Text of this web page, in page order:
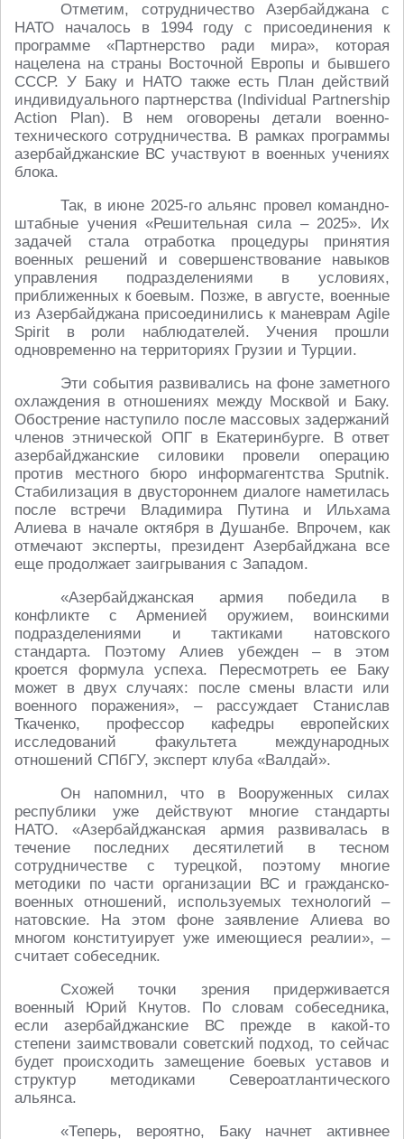
Отметим, сотрудничество Азербайджана с
НАТО началось в 1994 году с присоединения к
программе «Партнерство ради мира», которая
нацелена на страны Восточной Европы и бывшего
СССР. У Баку и НАТО также есть План действий
индивидуального партнерства (Individual Partnership
Action Plan). В нем оговорены детали военно-
технического сотрудничества. В рамках программы
азербайджанские ВС участвуют в военных учениях
блока.
Так, в июне 2025-го альянс провел командно-
штабные учения «Решительная сила – 2025». Их
задачей стала отработка процедуры принятия
военных решений и совершенствование навыков
управления подразделениями в условиях,
приближенных к боевым. Позже, в августе, военные
из Азербайджана присоединились к маневрам Agile
Spirit в роли наблюдателей. Учения прошли
одновременно на территориях Грузии и Турции.
Эти события развивались на фоне заметного
охлаждения в отношениях между Москвой и Баку.
Обострение наступило после массовых задержаний
членов этнической ОПГ в Екатеринбурге. В ответ
азербайджанские силовики провели операцию
против местного бюро информагентства Sputnik.
Стабилизация в двустороннем диалоге наметилась
после встречи Владимира Путина и Ильхама
Алиева в начале октября в Душанбе. Впрочем, как
отмечают эксперты, президент Азербайджана все
еще продолжает заигрывания с Западом.
«Азербайджанская армия победила в
конфликте с Арменией оружием, воинскими
подразделениями и тактиками натовского
стандарта. Поэтому Алиев убежден – в этом
кроется формула успеха. Пересмотреть ее Баку
может в двух случаях: после смены власти или
военного поражения», – рассуждает Станислав
Ткаченко, профессор кафедры европейских
исследований факультета международных
отношений СПбГУ, эксперт клуба «Валдай».
Он напомнил, что в Вооруженных силах
республики уже действуют многие стандарты
НАТО. «Азербайджанская армия развивалась в
течение последних десятилетий в тесном
сотрудничестве с турецкой, поэтому многие
методики по части организации ВС и гражданско-
военных отношений, используемых технологий –
натовские. На этом фоне заявление Алиева во
многом конституирует уже имеющиеся реалии», –
считает собеседник.
Схожей точки зрения придерживается
военный Юрий Кнутов. По словам собеседника,
если азербайджанские ВС прежде в какой-то
степени заимствовали советский подход, то сейчас
будет происходить замещение боевых уставов и
структур методиками Североатлантического
альянса.
«Теперь, вероятно, Баку начнет активнее